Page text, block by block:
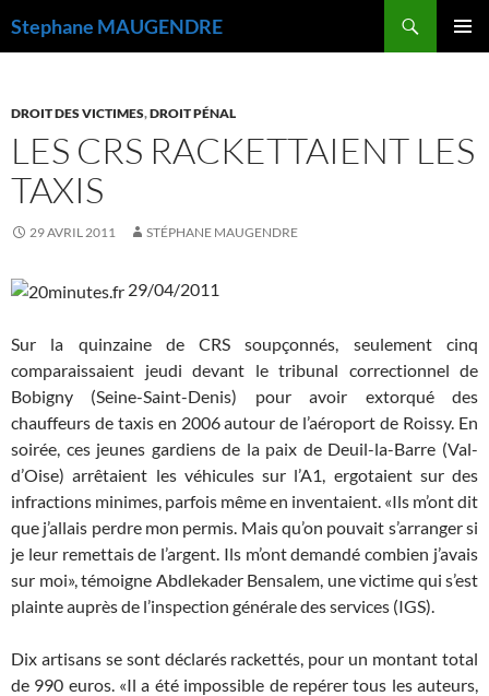
Stephane MAUGENDRE
DROIT DES VICTIMES,DROIT PÉNAL
LES CRS RACKETTAIENT LES
TAXIS
29 AVRIL 2011 STÉPHANE MAUGENDRE
29/04/2011
Sur la quinzaine de CRS soupçonnés, seulement cinq
comparaissaient jeudi devant le tribunal correctionnel de
Bobigny (Seine-Saint-Denis) pour avoir extorqué des
chauffeurs de taxis en 2006 autour de l’aéroport de Roissy. En
soirée, ces jeunes gardiens de la paix de Deuil-la-Barre (Val-
d’Oise) arrêtaient les véhicules sur l’A1, ergotaient sur des
infractions minimes, parfois même en inventaient. «Ils m’ont dit
que j’allais perdre mon permis. Mais qu’on pouvait s’arranger si
je leur remettais de l’argent. Ils m’ont demandé combien j’avais
sur moi», témoigne Abdlekader Bensalem, une victime qui s’est
plainte auprès de l’inspection générale des services (IGS).
Dix artisans se sont déclarés rackettés, pour un montant total
de 990 euros. «Il a été impossible de repérer tous les auteurs,